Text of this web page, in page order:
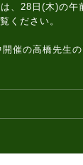
、28日(木)の午
ください。
催の高橋先生